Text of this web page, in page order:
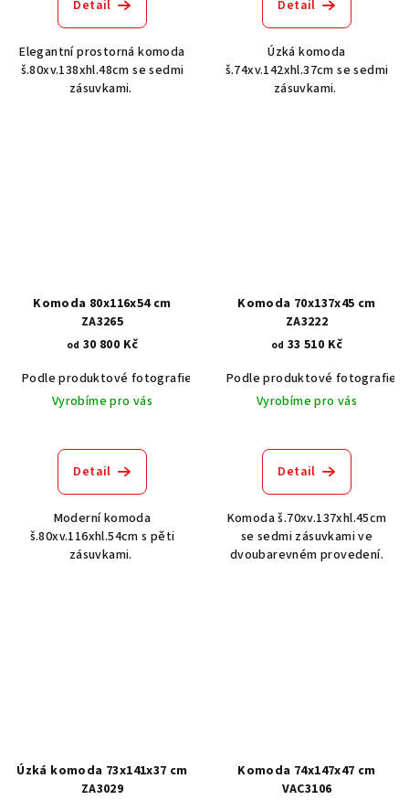
Detail
Elegantní prostorná komoda
š.80xv.138xhl.48cm se sedmi
zásuvkami.
Detail
Úzká komoda
š.74xv.142xhl.37cm se sedmi
zásuvkami.
Komoda 80x116x54 cm
ZA3265
od 30 800 Kč
Podle produktové fotografie
Bílá Bílá s patinou BT9001-A6
Vyrobíme pro vás
Detail
Moderní komoda
š.80xv.116xhl.54cm s pěti
zásuvkami.
Komoda 70x137x45 cm
ZA3222
od 33 510 Kč
Podle produktové fotografie
Vyrobíme pro vás
Detail
Komoda š.70xv.137xhl.45cm
se sedmi zásuvkami ve
dvoubarevném provedení.
Úzká komoda 73x141x37 cm
ZA3029
Komoda 74x147x47 cm
VAC3106